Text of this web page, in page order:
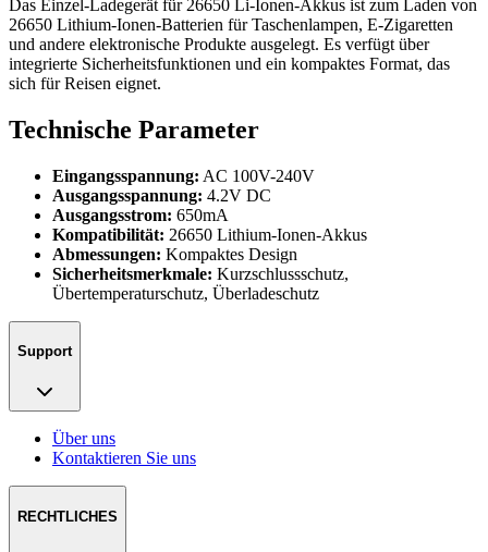
Das Einzel-Ladegerät für 26650 Li-Ionen-Akkus ist zum Laden von
26650 Lithium-Ionen-Batterien für Taschenlampen, E-Zigaretten
und andere elektronische Produkte ausgelegt. Es verfügt über
integrierte Sicherheitsfunktionen und ein kompaktes Format, das
sich für Reisen eignet.
Technische Parameter
Eingangsspannung: AC 100V-240V
Ausgangsspannung: 4.2V DC
Ausgangsstrom: 650mA
Kompatibilität: 26650 Lithium-Ionen-Akkus
Abmessungen: Kompaktes Design
Sicherheitsmerkmale: Kurzschlussschutz,
Übertemperaturschutz, Überladeschutz
Support
Über uns
Kontaktieren Sie uns
RECHTLICHES